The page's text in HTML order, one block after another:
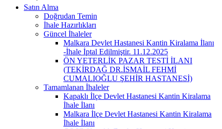
Satın Alma
Doğrudan Temin
İhale Hazırlıkları
Güncel İhaleler
Malkara Devlet Hastanesi Kantin Kiralama İlanı
-İhale İptal Edilmiştir. 11.12.2025
ÖN YETERLİK PAZAR TESTİ İLANI
(TEKİRDAĞ DR.İSMAİL FEHMİ
CUMALIOĞLU ŞEHİR HASTANESİ)
Tamamlanan İhaleler
Kapaklı İlçe Devlet Hastanesi Kantin Kiralama
İhale İlanı
Malkara İlçe Devlet Hastanesi Kantin Kiralama
İhale İlanı